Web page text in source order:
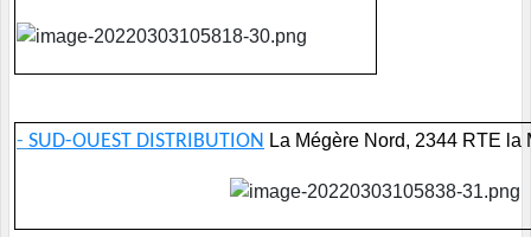
- SUD-OUEST DISTRIBUTION La Mégère Nord, 2344 RTE la